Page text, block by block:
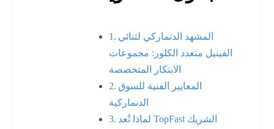
المشهد الدنماركي لثنائي
الفينيل متعدد الكلور: مجموعات
الابتكار المتخصصة
المعايير الفنية للسوق
الدنماركية
لماذا تُعد TopFast الشريك